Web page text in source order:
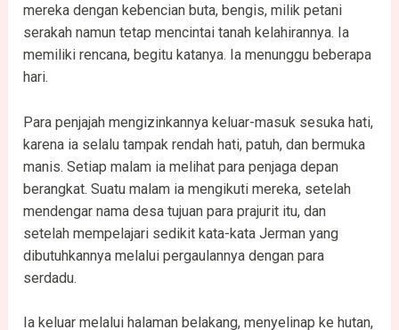
mereka dengan kebencian buta, bengis, milik petani
serakah namun tetap mencintai tanah kelahirannya. Ia
memiliki rencana, begitu katanya. Ia menunggu beberapa
hari.
Para penjajah mengizinkannya keluar-masuk sesuka hati,
karena ia selalu tampak rendah hati, patuh, dan bermuka
manis. Setiap malam ia melihat para penjaga depan
berangkat. Suatu malam ia mengikuti mereka, setelah
mendengar nama desa tujuan para prajurit itu, dan
setelah mempelajari sedikit kata-kata Jerman yang
dibutuhkannya melalui pergaulannya dengan para
serdadu.
Ia keluar melalui halaman belakang, menyelinap ke hutan,